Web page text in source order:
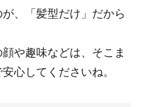
、「髪型だけ」だから
や趣味などは、そこま
心してくださいね。